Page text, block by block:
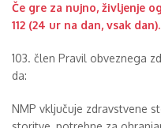
Če gre za nujno, življenje
112 (24 ur na dan, vsak dan).
103. člen Pravil obveznega
da:
NMP vključuje zdravstvene